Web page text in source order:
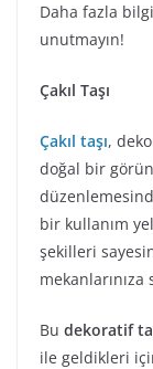
Daha fazla
unutmayın!
Çakıl Taşı
Çakıl taşı,
doğal bir
bir kullanım
şekilleri
Bu dekoratif
ile geldikleri